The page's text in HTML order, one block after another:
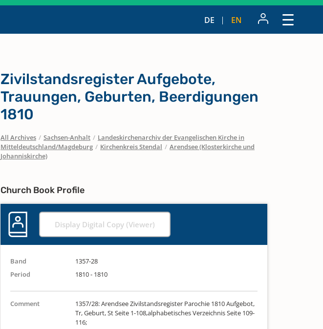
DE EN
Zivilstandsregister Aufgebote,
Trauungen, Geburten, Beerdigungen
1810
All Archives / Sachsen-Anhalt / Landeskirchenarchiv der Evangelischen Kirche in
Mitteldeutschland/Magdeburg / Kirchenkreis Stendal / Arendsee (Klosterkirche und
Johanniskirche)
Church Book Profile
Display Digital Copy (Viewer)
Band
1357-28
Period
1810 - 1810
Comment
1357/28: Arendsee Zivilstandsregister Parochie 1810 Aufgebot,
Tr, Geburt, St Seite 1-108,alphabetisches Verzeichnis Seite 109-
116;